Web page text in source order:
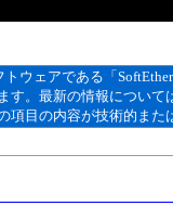
ウェアである「
。最新の情報について
目の内容が技術的ま